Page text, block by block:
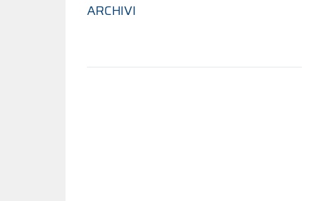
ARCHIVI